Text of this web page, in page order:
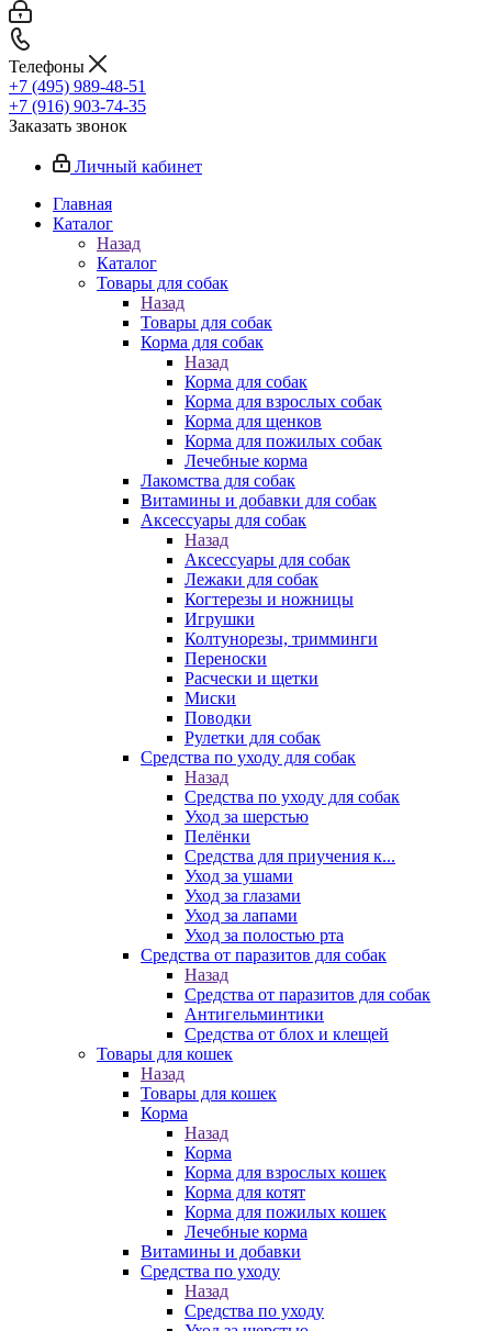
Телефоны
+7 (495) 989-48-51
+7 (916) 903-74-35
Заказать звонок
Личный кабинет
Главная
Каталог
Назад
Каталог
Товары для собак
Назад
Товары для собак
Корма для собак
Назад
Корма для собак
Корма для взрослых собак
Корма для щенков
Корма для пожилых собак
Лечебные корма
Лакомства для собак
Витамины и добавки для собак
Аксессуары для собак
Назад
Аксессуары для собак
Лежаки для собак
Когтерезы и ножницы
Игрушки
Колтунорезы, тримминги
Переноски
Расчески и щетки
Миски
Поводки
Рулетки для собак
Средства по уходу для собак
Назад
Средства по уходу для собак
Уход за шерстью
Пелёнки
Средства для приучения к...
Уход за ушами
Уход за глазами
Уход за лапами
Уход за полостью рта
Средства от паразитов для собак
Назад
Средства от паразитов для собак
Антигельминтики
Средства от блох и клещей
Товары для кошек
Назад
Товары для кошек
Корма
Назад
Корма
Корма для взрослых кошек
Корма для котят
Корма для пожилых кошек
Лечебные корма
Витамины и добавки
Средства по уходу
Назад
Средства по уходу